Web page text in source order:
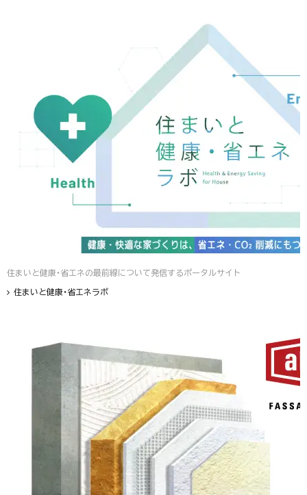
住まいと健康・省エネの最前線について発信するポータルサイト
住まいと健康・省エネラボ